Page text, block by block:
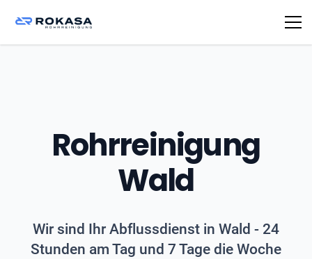
Rohrreinigung
Wald
Wir sind Ihr Abflussdienst in Wald - 24
Stunden am Tag und 7 Tage die Woche